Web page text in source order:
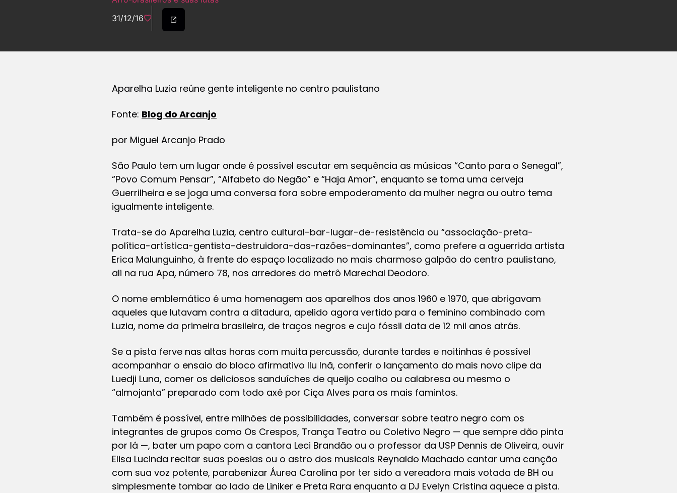
31/12/16
Aparelha Luzia reúne gente inteligente no centro paulistano
Fonte: Blog do Arcanjo
por Miguel Arcanjo Prado
São Paulo tem um lugar onde é possível escutar em sequência as músicas “Canto para o Senegal”,
“Povo Comum Pensar”, “Alfabeto do Negão” e “Haja Amor”, enquanto se toma uma cerveja
Guerrilheira e se joga uma conversa fora sobre empoderamento da mulher negra ou outro tema
igualmente inteligente.
Trata-se do Aparelha Luzia, centro cultural-bar-lugar-de-resistência ou “associação-preta-
política-artística-gentista-destruidora-das-razões-dominantes”, como prefere a aguerrida artista
Erica Malunguinho, à frente do espaço localizado no mais charmoso galpão do centro paulistano,
ali na rua Apa, número 78, nos arredores do metrô Marechal Deodoro.
O nome emblemático é uma homenagem aos aparelhos dos anos 1960 e 1970, que abrigavam
aqueles que lutavam contra a ditadura, apelido agora vertido para o feminino combinado com
Luzia, nome da primeira brasileira, de traços negros e cujo fóssil data de 12 mil anos atrás.
Se a pista ferve nas altas horas com muita percussão, durante tardes e noitinhas é possível
acompanhar o ensaio do bloco afirmativo Ilu Inã, conferir o lançamento do mais novo clipe da
Luedji Luna, comer os deliciosos sanduíches de queijo coalho ou calabresa ou mesmo o
“almojanta” preparado com todo axé por Ciça Alves para os mais famintos.
Também é possível, entre milhões de possibilidades, conversar sobre teatro negro com os
integrantes de grupos como Os Crespos, Trança Teatro ou Coletivo Negro — que sempre dão pinta
por lá —, bater um papo com a cantora Leci Brandão ou o professor da USP Dennis de Oliveira, ouvir
Elisa Lucinda recitar suas poesias ou o astro dos musicais Reynaldo Machado cantar uma canção
com sua voz potente, parabenizar Áurea Carolina por ter sido a vereadora mais votada de BH ou
simplesmente tombar ao lado de Liniker e Preta Rara enquanto a DJ Evelyn Cristina aquece a pista.